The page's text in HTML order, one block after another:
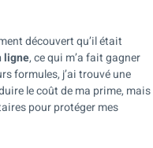
découvert qu’il était
ligne, ce qui m’a fait gagner
formules, j’ai trouvé une
le coût de ma prime, mais
pour protéger mes